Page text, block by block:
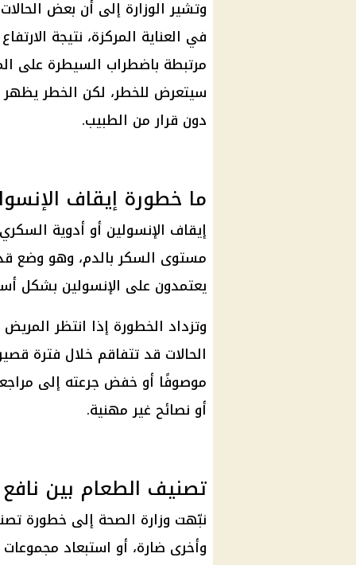
وتشير الوزارة إلى أن بعض
في العناية المركزة، نتيجة
مرتبطة باضطراب السيطرة على
سيتعرض للخطر، لكن الخطر يظهر
دون قرار من الطبيب.
ما خطورة إيقاف
إيقاف الإنسولين أو أدوية
مستوى السكر بالدم، وهو وضع
يعتمدون على الإنسولين بشكل
وتزداد الخطورة إذا انتظر
الحالات قد تتفاقم خلال فترة
موصوفًا أو خفض جرعته إلى
أو نصائح غير مهنية.
تصنيف الطعام بين
نبّهت وزارة الصحة إلى خطورة
وأخرى ضارة، أو استبعاد